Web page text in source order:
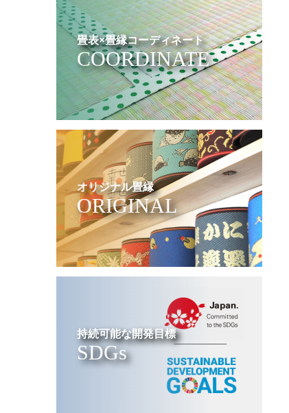
畳表×畳縁コーディネート
COORDINATE
オリジナル畳縁
ORIGINAL
持続可能な開発目標
SDGs